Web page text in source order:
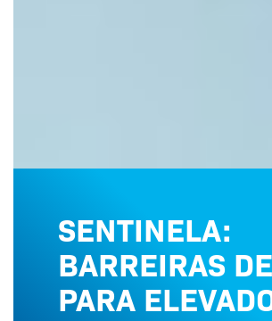
SENTINELA:
BARREIRAS
PARA